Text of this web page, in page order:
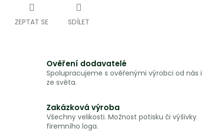
ZEPTAT SE SDÍLET
Ověření dodavatelé
Spolupracujeme s ověřenými výrobci od nás i
ze světa.
Zakázková výroba
Všechny velikosti. Možnost potisku či výšivky
firemního loga.